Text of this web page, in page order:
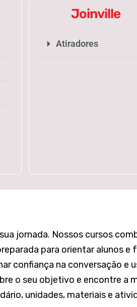
Joinville
Atiradores
jornada. Nossos cursos
para orientar alunos e
confiança na conversação e
o seu objetivo e encontre a
unidades, materiais e